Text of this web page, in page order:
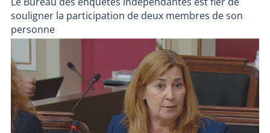
recueillies à travers les différentes sources lors des
démarches d’enquête ont révélé que le 13 novembre
2025, les policiers du SPVQ interviennent à la suite
d’un appel fait au 911 pour une personne qui tient des
propos suicidaires et qui est en possession d’armes à
feu. Les policiers arrivent sur les lieux à 22 h 59,
entrent en contact avec l’appelant et érigent un
périmètre de sécurité. Les policiers tentent d’entrer
en contact avec l’individu sans succès. À 2 h 10 le 14
souligner la participation de deux membres de son
personne